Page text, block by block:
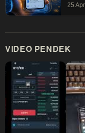
25
VIDEO PENDEK